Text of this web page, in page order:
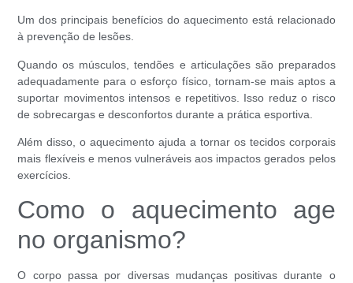
Um dos principais benefícios do aquecimento está relacionado
à prevenção de lesões.
Quando os músculos, tendões e articulações são preparados
adequadamente para o esforço físico, tornam-se mais aptos a
suportar movimentos intensos e repetitivos. Isso reduz o risco
de sobrecargas e desconfortos durante a prática esportiva.
Além disso, o aquecimento ajuda a tornar os tecidos corporais
mais flexíveis e menos vulneráveis aos impactos gerados pelos
exercícios.
Como o aquecimento age
no organismo?
O corpo passa por diversas mudanças positivas durante o